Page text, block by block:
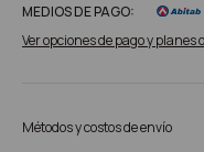
MEDIOS DE PAGO:
Ver opciones de pago y planes
Métodos y costos de envío